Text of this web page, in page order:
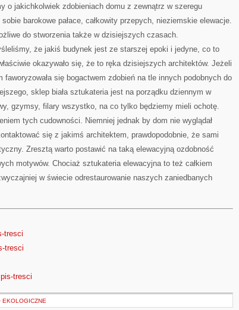
o jakichkolwiek zdobieniach domu z zewnątrz w szeregu
barokowe pałace, całkowity przepych, nieziemskie elewacje.
do stworzenia także w dzisiejszych czasach.
że jakiś budynek jest ze starszej epoki i jedyne, co to
okazywało się, że to ręka dzisiejszych architektów. Jeżeli
faworyzowała się bogactwem zdobień na tle innych podobnych do
sklep biała sztukateria jest na porządku dziennym w
gzymsy, filary wszystko, na co tylko będziemy mieli ochotę.
tych cudowności. Niemniej jednak by dom nie wyglądał
się z jakimś architektem, prawdopodobnie, że sami
Zresztą warto postawić na taką elewacyjną ozdobność
motywów. Chociaż sztukateria elewacyjna to też całkiem
w świecie odrestaurowanie naszych zaniedbanych
tresci
tresci
tresci
EKOLOGICZNE